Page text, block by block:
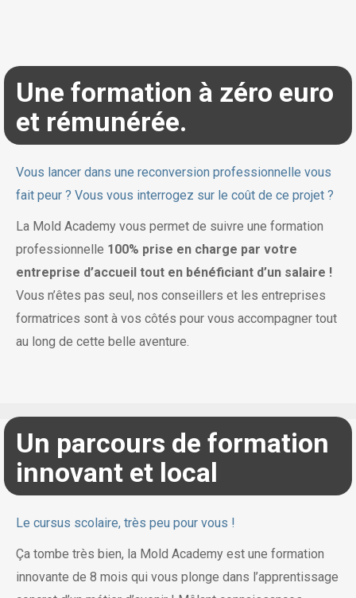
Une formation à zéro euro
et rémunérée.
Vous lancer dans une reconversion professionnelle vous
fait peur ? Vous vous interrogez sur le coût de ce projet ?
La Mold Academy vous permet de suivre une formation
professionnelle 100% prise en charge par votre
entreprise d’accueil tout en bénéficiant d’un salaire !
Vous n’êtes pas seul, nos conseillers et les entreprises
formatrices sont à vos côtés pour vous accompagner tout
au long de cette belle aventure.
Un parcours de formation
innovant et local
Le cursus scolaire, très peu pour vous !
Ça tombe très bien, la Mold Academy est une formation
innovante de 8 mois qui vous plonge dans l’apprentissage